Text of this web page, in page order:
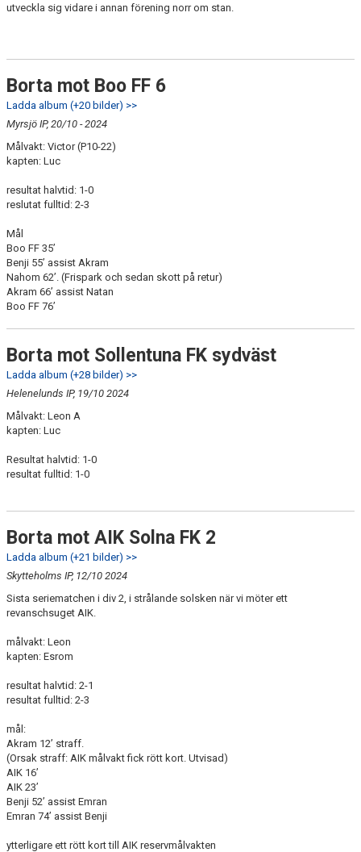
utveckla sig vidare i annan förening norr om stan.
Borta mot Boo FF 6
Ladda album (+20 bilder) >>
Myrsjö IP, 20/10 - 2024
Målvakt: Victor (P10-22)
kapten: Luc
resultat halvtid: 1-0
reslutat fulltid: 2-3
Mål
Boo FF 35’
Benji 55’ assist Akram
Nahom 62’. (Frispark och sedan skott på retur)
Akram 66’ assist Natan
Boo FF 76’
Borta mot Sollentuna FK sydväst
Ladda album (+28 bilder) >>
Helenelunds IP, 19/10 2024
Målvakt: Leon A
kapten: Luc
Resultat halvtid: 1-0
resultat fulltid: 1-0
Borta mot AIK Solna FK 2
Ladda album (+21 bilder) >>
Skytteholms IP, 12/10 2024
Sista seriematchen i div 2, i strålande solsken när vi möter ett
revanschsuget AIK.
målvakt: Leon
kapten: Esrom
resultat halvtid: 2-1
resultat fulltid: 2-3
mål:
Akram 12’ straff.
(Orsak straff: AIK målvakt fick rött kort. Utvisad)
AIK 16’
AIK 23’
Benji 52’ assist Emran
Emran 74’ assist Benji
ytterligare ett rött kort till AIK reservmålvakten